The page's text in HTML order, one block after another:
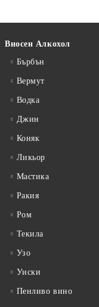
Вносен Алкохол
Бърбън
Вермут
Водка
Джин
Коняк
Ликьор
Мастика
Ракия
Ром
Текила
Узо
Уиски
Пенливо вино